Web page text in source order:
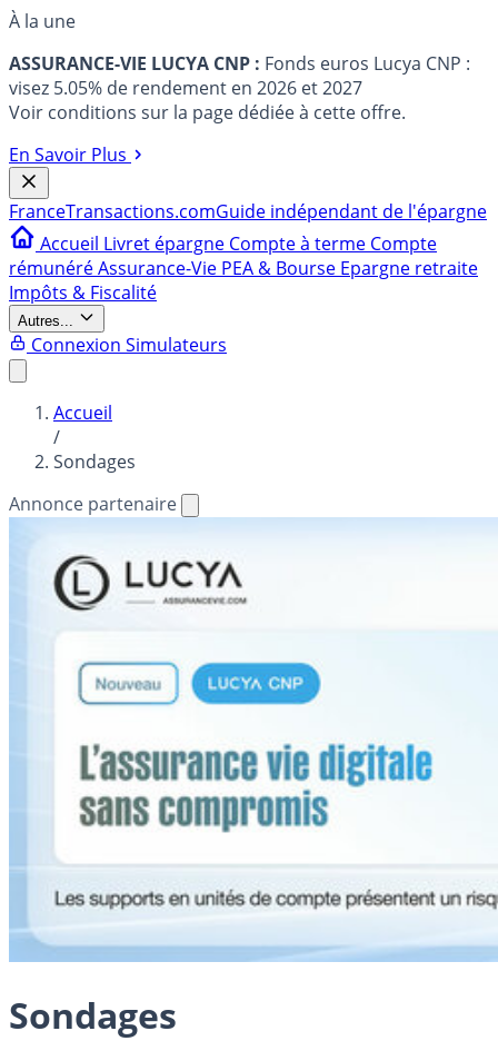
À la une
ASSURANCE-VIE LUCYA CNP : Fonds euros Lucya CNP :
visez 5.05% de rendement en 2026 et 2027
Voir conditions sur la page dédiée à cette offre.
En Savoir Plus
FranceTransactions.comGuide indépendant de l'épargne
Accueil Livret épargne Compte à terme Compte
rémunéréAssurance-Vie PEA & Bourse Epargne retraite
Impôts & Fiscalité
Autres...
Connexion Simulateurs
Accueil
/
Sondages
Annonce partenaire
Sondages